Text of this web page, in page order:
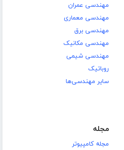
مهندسی عمران
مهندسی معماری
مهندسی برق
مهندسی مکانیک
مهندسی شیمی
روباتیک
سایر مهندسی‌ها
مجله
مجله کامپیوتر